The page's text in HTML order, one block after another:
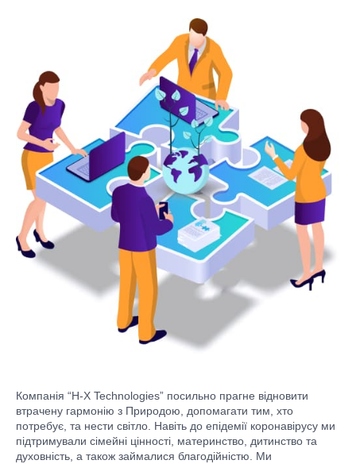
Компанія “H-X Technologies” посильно прагне відновити
втрачену гармонію з Природою, допомагати тим, хто
потребує, та нести світло. Навіть до епідемії коронавірусу ми
підтримували сімейні цінності, материнство, дитинство та
духовність, а також займалися благодійністю. Ми